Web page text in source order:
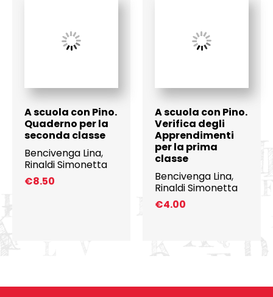
A scuola con Pino.
Quaderno per la
seconda classe
Bencivenga Lina,
Rinaldi Simonetta
€8.50
A scuola con Pino.
Verifica degli
Apprendimenti
per la prima
classe
Bencivenga Lina,
Rinaldi Simonetta
€4.00